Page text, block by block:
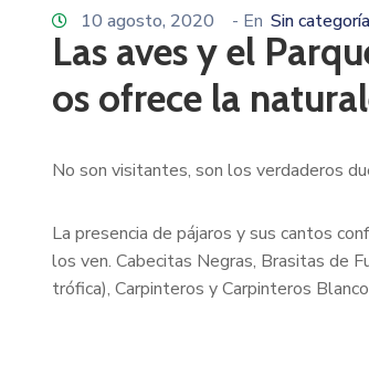
10 agosto, 2020 - En Sin categoría
Las aves y el
os ofrece la
No son visitantes, son los verdaderos
La presencia de pájaros y sus cantos
los ven. Cabecitas Negras, Brasitas de
trófica), Carpinteros y Carpinteros